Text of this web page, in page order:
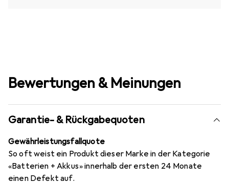
Bewertungen & Meinungen
Garantie- & Rückgabequoten
Gewährleistungsfallquote
So oft weist ein Produkt dieser Marke in der Kategorie
«Batterien + Akkus» innerhalb der ersten 24 Monate
einen Defekt auf.